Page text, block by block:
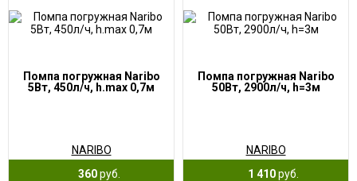
Помпа погружная Naribo
5Вт, 450л/ч, h.max 0,7м
NARIBO
360руб.
Помпа погружная Naribo
50Вт, 2900л/ч, h=3м
NARIBO
1 410руб.